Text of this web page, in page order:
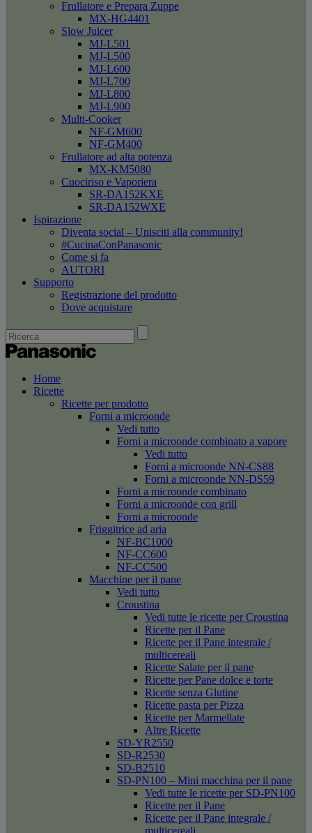
Frullatore e Prepara Zuppe
MX-HG4401
Slow Juicer
MJ-L501
MJ-L500
MJ-L600
MJ-L700
MJ-L800
MJ-L900
Multi-Cooker
NF-GM600
NF-GM400
Frullatore ad alta potenza
MX-KM5080
Cuociriso e Vaporiera
SR-DA152KXE
SR-DA152WXE
Ispirazione
Diventa social – Unisciti alla community!
#CucinaConPanasonic
Come si fa
AUTORI
Supporto
Registrazione del prodotto
Dove acquistare
Home
Ricette
Ricette per prodotto
Forni a microonde
Vedi tutto
Forni a microonde combinato a vapore
Vedi tutto
Forni a microonde NN-CS88
Forni a microonde NN-DS59
Forni a microonde combinato
Forni a microonde con grill
Forni a microonde
Friggitrice ad aria
NF-BC1000
NF-CC600
NF-CC500
Macchine per il pane
Vedi tutto
Croustina
Vedi tutte le ricette per Croustina
Ricette per il Pane
Ricette per il Pane integrale /
multicereali
Ricette Salate per il pane
Ricette per Pane dolce e torte
Ricette senza Glutine
Ricette pasta per Pizza
Ricette per Marmellate
Altre Ricette
SD-YR2550
SD-R2530
SD-B2510
SD-PN100 – Mini macchina per il pane
Vedi tutte le ricette per SD-PN100
Ricette per il Pane
Ricette per il Pane integrale /
multicereali